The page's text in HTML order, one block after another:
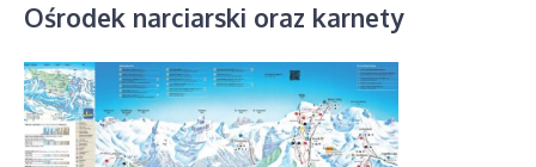
Ośrodek narciarski oraz karnety